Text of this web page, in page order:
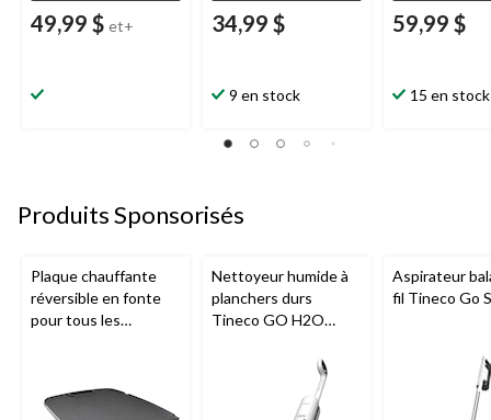
49,99 $ et+ 34,99 $
9 en stock
59,99 $
15 en stock
Produits Sponsorisés
Plaque chauffante
réversible en fonte
pour tous les
série Q285
Nettoyeur humide à
planchers durs
Tineco GO H2O
Aspirateur
fil Tineco Go